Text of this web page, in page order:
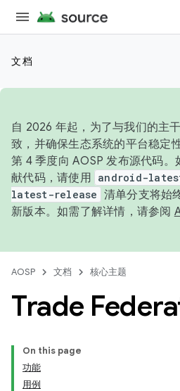
文档
自 2026 年起，为了与我们的主
致，并确保生态系统的平台稳定
第 4 季度向 AOSP 发布源代码
献代码，请使用 android-
latest-release 清单分支将始
新版本。如需了解详情，请参阅
AOSP 文档 核心主题
Trade
On this page
功能
用例